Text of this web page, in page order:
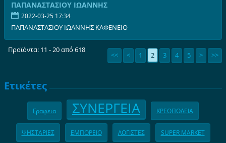
ΠΑΠΑΝΑΣΤΑΣΙΟΥ ΙΩΑΝΝΗΣ
2022-03-25 17:34
ΠΑΠΑΝΑΣΤΑΣΙΟΥ ΙΩΑΝΝΗΣ ΚΑΦΕΝΕΙΟ
Προϊόντα: 11 - 20 από 618
<< < 1 2 3 4 5 > >>
Ετικέτες
Γραφεια ΣΥΝΕΡΓΕΙΑ ΚΡΕΟΠΩΛΕΙΑ
ΨΗΣΤΑΡΙΕΣ ΕΜΠΟΡΕΙΟ ΛΟΓΙΣΤΕΣ SUPER MARKET